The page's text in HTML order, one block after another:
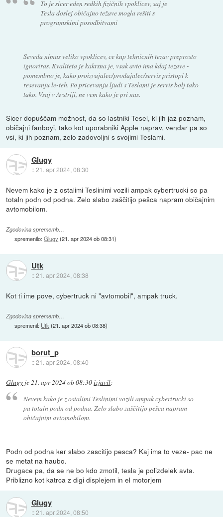
To je sicer eden redkih fizičnih vpoklicev, saj je
Tesla doslej običajno težave mogla rešiti s
programskimi posodbitvami
Seveda nimas veliko vpoklicev, ce kup tehnicnih tezav preprosto
ignoriras. Kvaliteta je kakrsna je, vsak avto ima kdaj tezave -
pomembno je, kako proizvajalec/prodajalec/servis pristopi k
resevanju le-teh. Po pricevanju ljudi s Teslami je servis bolj tako
tako. Vsaj v Avstriji, ne vem kako je pri nas.
Sicer dopuščam možnost, da so lastniki Tesel, ki jih jaz poznam,
običajni fanboyi, tako kot uporabniki Apple naprav, vendar pa so
vsi, ki jih poznam, zelo zadovoljni s svojimi Teslami.
Glugy
::21. apr 2024, 08:30
Nevem kako je z ostalimi Teslinimi vozili ampak cybertrucki so pa
totaln podn od podna. Zelo slabo zaščitijo pešca napram običajnim
avtomobilom.
Zgodovina sprememb…
spremenilo:Glugy (21. apr 2024 ob 08:31)
Utk
::21. apr 2024, 08:38
Kot ti ime pove, cybertruck ni "avtomobil", ampak truck.
Zgodovina sprememb…
spremenil: Utk (21. apr 2024 ob 08:38)
borut_p
::21. apr 2024, 08:40
Glugy je21. apr 2024 ob 08:30izjavil:
Nevem kako je z ostalimi Teslinimi vozili ampak cybertrucki so
pa totaln podn od podna. Zelo slabo zaščitijo pešca napram
običajnim avtomobilom.
Podn od podna ker slabo zascitijo pesca? Kaj ima to veze- pac ne
se metat na haubo.
Drugace pa, da se ne bo kdo zmotil, tesla je polizdelek avta.
Priblizno kot katrca z digi displejem in el motorjem
Glugy
::21. apr 2024, 08:50